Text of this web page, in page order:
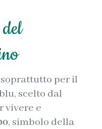
per il
scelto dal
vivere e
, simbolo della